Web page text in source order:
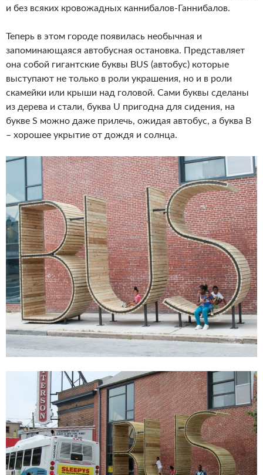
и без всяких кровожадных каннибалов-Ганнибалов.
Теперь в этом городе появилась необычная и
запоминающаяся автобусная остановка. Представляет
она собой гигантские буквы BUS (автобус) которые
выступают не только в роли украшения, но и в роли
скамейки или крыши над головой. Сами буквы сделаны
из дерева и стали, буква U пригодна для сидения, на
букве S можно даже прилечь, ожидая автобус, а буква B
– хорошее укрытие от дождя и солнца.